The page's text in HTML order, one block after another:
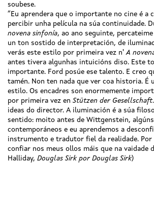
soubese.
“Eu aprendera que o importante no cine é a
percibir unha película na súa continuidade.
novena sinfonía, ao ano seguinte,
un ton sostido de interpretación, de
verás este estilo por primeira vez n' A
antes tivera algunhas intuicións diso. Este
importante. Ford posúe ese talento. E creo
tamén. Non ten nada que ver coa historia. É
estilo. Os encadres son enormemente
por primeira vez en Stützen der Gesellschaft
ideas do director. A iluminación é a súa
sentido: moito antes de Wittgenstein,
contemporáneos e eu aprendemos a
instrumento e tradutor fiel da realidade. Por
confiar nos meus ollos máis que na vaidade
Halliday, Douglas Sirk por Douglas Sirk)